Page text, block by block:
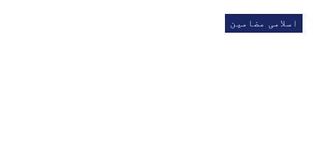
اسلامی مضامین